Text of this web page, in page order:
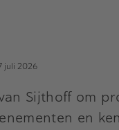
juli 2026
Sijthoff om
en